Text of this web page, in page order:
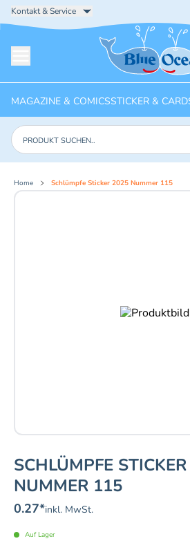
Kontakt & Service
Startseite
MAGAZINE & COMICSSTICKER &
Produkte suchen
Home Schlümpfe Sticker 2025 Nummer 115
SCHLÜMPFE
NUMMER 115
0.27*inkl. MwSt.
Auf Lager